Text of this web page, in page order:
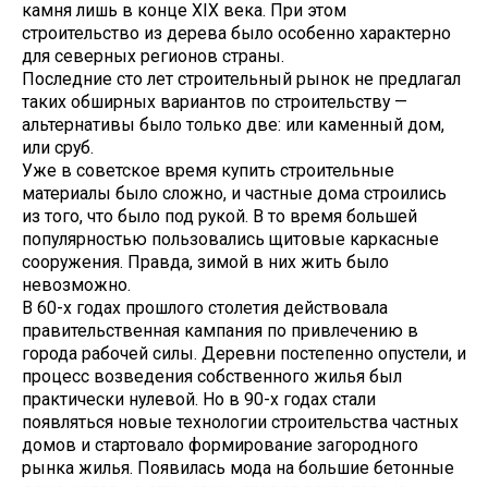
камня лишь в конце XIX века. При этом
строительство из дерева было особенно характерно
для северных регионов страны.
Последние сто лет строительный рынок не предлагал
таких обширных вариантов по строительству —
альтернативы было только две: или каменный дом,
или сруб.
Уже в советское время купить строительные
материалы было сложно, и частные дома строились
из того, что было под рукой. В то время большей
популярностью пользовались щитовые каркасные
сооружения. Правда, зимой в них жить было
невозможно.
В 60-х годах прошлого столетия действовала
правительственная кампания по привлечению в
города рабочей силы. Деревни постепенно опустели, и
процесс возведения собственного жилья был
практически нулевой. Но в 90-х годах стали
появляться новые технологии строительства частных
домов и стартовало формирование загородного
рынка жилья. Появилась мода на большие бетонные